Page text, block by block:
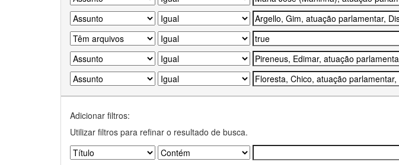
Adicionar filtros:
Utilizar filtros para refinar o resultado de busca.